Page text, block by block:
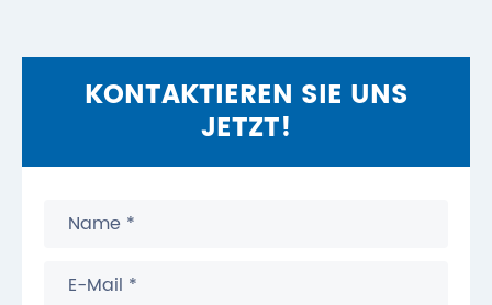
KONTAKTIEREN SIE UNS
JETZT!